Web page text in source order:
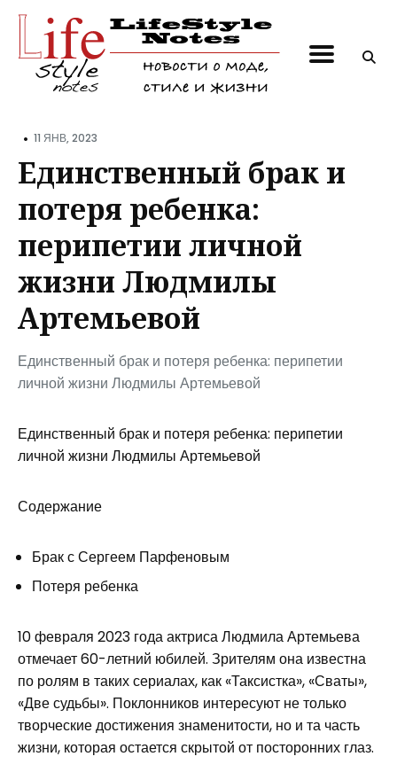
Поиск
• 11 ЯНВ, 2023
Единственный брак и
потеря ребенка:
перипетии личной
жизни Людмилы
Артемьевой
Единственный брак и потеря ребенка: перипетии
личной жизни Людмилы Артемьевой
Единственный брак и потеря ребенка: перипетии
личной жизни Людмилы Артемьевой
Содержание
Брак с Сергеем Парфеновым
Потеря ребенка
10 февраля 2023 года актриса Людмила Артемьева
отмечает 60-летний юбилей. Зрителям она известна
по ролям в таких сериалах, как «Таксистка», «Сваты»,
«Две судьбы». Поклонников интересуют не только
творческие достижения знаменитости, но и та часть
жизни, которая остается скрытой от посторонних глаз.